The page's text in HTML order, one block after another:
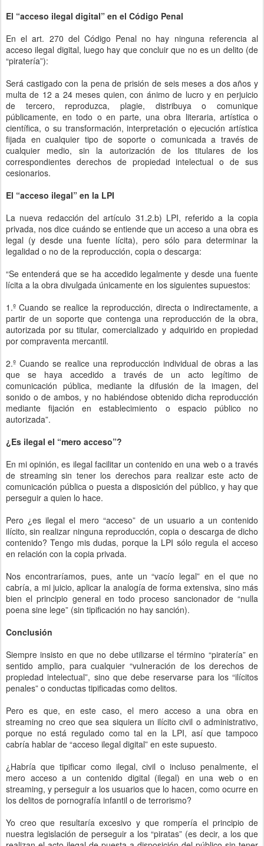
El “acceso ilegal digital” en el Código Penal
En el art. 270 del Código Penal no hay ninguna referencia al
acceso ilegal digital, luego hay que concluir que no es un delito (de
“piratería”):
Será castigado con la pena de prisión de seis meses a dos años y
multa de 12 a 24 meses quien, con ánimo de lucro y en perjuicio
de tercero, reproduzca, plagie, distribuya o comunique
públicamente, en todo o en parte, una obra literaria, artística o
científica, o su transformación, interpretación o ejecución artística
fijada en cualquier tipo de soporte o comunicada a través de
cualquier medio, sin la autorización de los titulares de los
correspondientes derechos de propiedad intelectual o de sus
cesionarios.
El “acceso ilegal” en la LPI
La nueva redacción del artículo 31.2.b) LPI, referido a la copia
privada, nos dice cuándo se entiende que un acceso a una obra es
legal (y desde una fuente lícita), pero sólo para determinar la
legalidad o no de la reproducción, copia o descarga:
“Se entenderá que se ha accedido legalmente y desde una fuente
lícita a la obra divulgada únicamente en los siguientes supuestos:
1.º Cuando se realice la reproducción, directa o indirectamente, a
partir de un soporte que contenga una reproducción de la obra,
autorizada por su titular, comercializado y adquirido en propiedad
por compraventa mercantil.
2.º Cuando se realice una reproducción individual de obras a las
que se haya accedido a través de un acto legítimo de
comunicación pública, mediante la difusión de la imagen, del
sonido o de ambos, y no habiéndose obtenido dicha reproducción
mediante fijación en establecimiento o espacio público no
autorizada”.
¿Es ilegal el “mero acceso”?
En mi opinión, es ilegal facilitar un contenido en una web o a través
de streaming sin tener los derechos para realizar este acto de
comunicación pública o puesta a disposición del público, y hay que
perseguir a quien lo hace.
Pero ¿es ilegal el mero “acceso” de un usuario a un contenido
ilícito, sin realizar ninguna reproducción, copia o descarga de dicho
contenido? Tengo mis dudas, porque la LPI sólo regula el acceso
en relación con la copia privada.
Nos encontraríamos, pues, ante un “vacío legal” en el que no
cabría, a mi juicio, aplicar la analogía de forma extensiva, sino más
bien el principio general en todo proceso sancionador de “nulla
poena sine lege” (sin tipificación no hay sanción).
Conclusión
Siempre insisto en que no debe utilizarse el término “piratería” en
sentido amplio, para cualquier “vulneración de los derechos de
propiedad intelectual”, sino que debe reservarse para los “ilícitos
penales” o conductas tipificadas como delitos.
Pero es que, en este caso, el mero acceso a una obra en
streaming no creo que sea siquiera un ilícito civil o administrativo,
porque no está regulado como tal en la LPI, así que tampoco
cabría hablar de “acceso ilegal digital” en este supuesto.
¿Habría que tipificar como ilegal, civil o incluso penalmente, el
mero acceso a un contenido digital (ilegal) en una web o en
streaming, y perseguir a los usuarios que lo hacen, como ocurre en
los delitos de pornografía infantil o de terrorismo?
Yo creo que resultaría excesivo y que rompería el principio de
nuestra legislación de perseguir a los “piratas” (es decir, a los que